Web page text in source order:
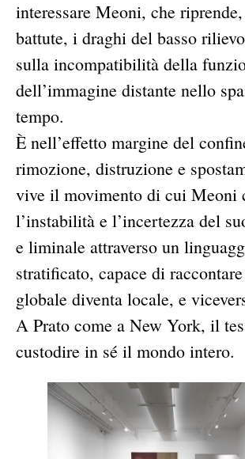
interessare Meoni, che
battute, i draghi del basso
sulla incompatibilità della
dell’immagine distante nello
tempo.
È nell’effetto margine del
rimozione, distruzione e
vive il movimento di cui Meoni
l’instabilità e l’incertezza del
e liminale attraverso un
stratificato, capace di
globale diventa locale, e
A Prato come a New York, il
custodire in sé il mondo intero.